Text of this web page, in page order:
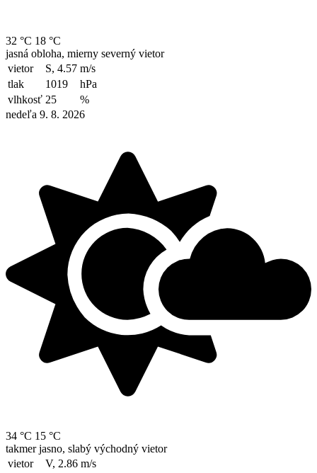
32 °C 18 °C
jasná obloha, mierny severný vietor
vietor
S, 4.57 m/s
tlak
1019
hPa
vlhkosť 25
%
nedeľa 9. 8. 2026
34 °C 15 °C
takmer jasno, slabý východný vietor
vietor
V, 2.86 m/s